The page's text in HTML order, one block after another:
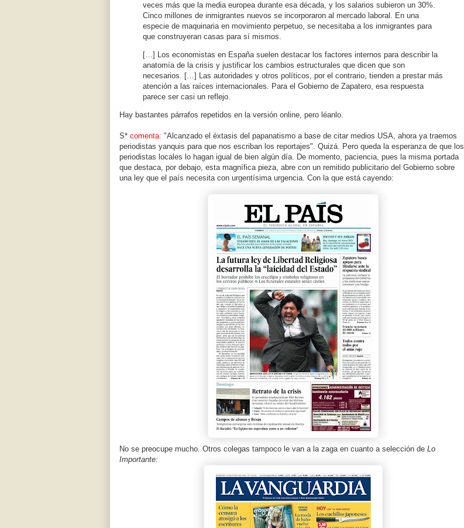
veces más que la media europea durante esa década, y los salarios subieron un 30%.
Cinco millones de inmigrantes nuevos se incorporaron al mercado laboral. En una
especie de maquinaria en movimiento perpetuo, se necesitaba a los inmigrantes para
que construyeran casas para sí mismos.
[…] Los economistas en España suelen destacar los factores internos para describir la
anatomía de la crisis y justificar los cambios estructurales que dicen que son
necesarios. […] Las autoridades y otros políticos, por el contrario, tienden a prestar más
atención a las raíces internacionales. Para el Gobierno de Zapatero, esa respuesta
parece ser casi un reflejo.
Hay bastantes párrafos repetidos en la versión online, pero léanlo.
S* comenta: "Alcanzado el éxtasis del papanatismo a base de citar medios USA, ahora ya traemos
periodistas yanquis para que nos escriban los reportajes". Quizá. Pero queda la esperanza de que los
periodistas locales lo hagan igual de bien algún día. De momento, paciencia, pues la misma portada
que destaca, por debajo, esta magnífica pieza, abre con un remitido publicitario del Gobierno sobre
una ley que el país necesita con urgentísima urgencia. Con la que está cayendo:
No se preocupe mucho. Otros colegas tampoco le van a la zaga en cuanto a selección de Lo
Importante: